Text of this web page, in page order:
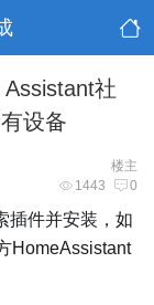
社
设备
楼主
1443 0
插件并安装，如
HomeAssistant